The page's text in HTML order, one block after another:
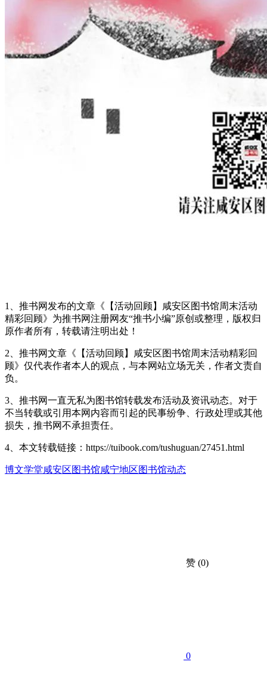
1、推书网发布的文章《【活动回顾】咸安区图书馆周末活动
精彩回顾》为推书网注册网友“推书小编”原创或整理，版权归
原作者所有，转载请注明出处！
2、推书网文章《【活动回顾】咸安区图书馆周末活动精彩回
顾》仅代表作者本人的观点，与本网站立场无关，作者文责自
负。
3、推书网一直无私为图书馆转载发布活动及资讯动态。对于
不当转载或引用本网内容而引起的民事纷争、行政处理或其他
损失，推书网不承担责任。
4、本文转载链接：https://tuibook.com/tushuguan/27451.html
博文学堂咸安区图书馆咸宁地区图书馆动态
赞 (0)
0